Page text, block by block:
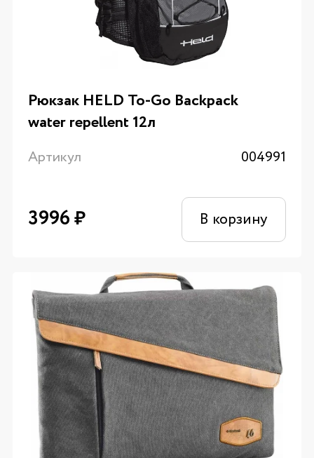
Рюкзак HELD To-Go Backpack
water repellent 12л
Артикул 004991
3996₽ В корзину